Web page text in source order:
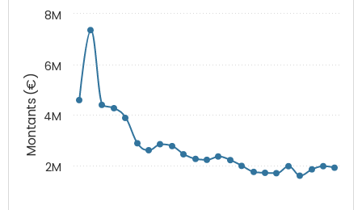
Montants (€)
2M
4M
6M
8M